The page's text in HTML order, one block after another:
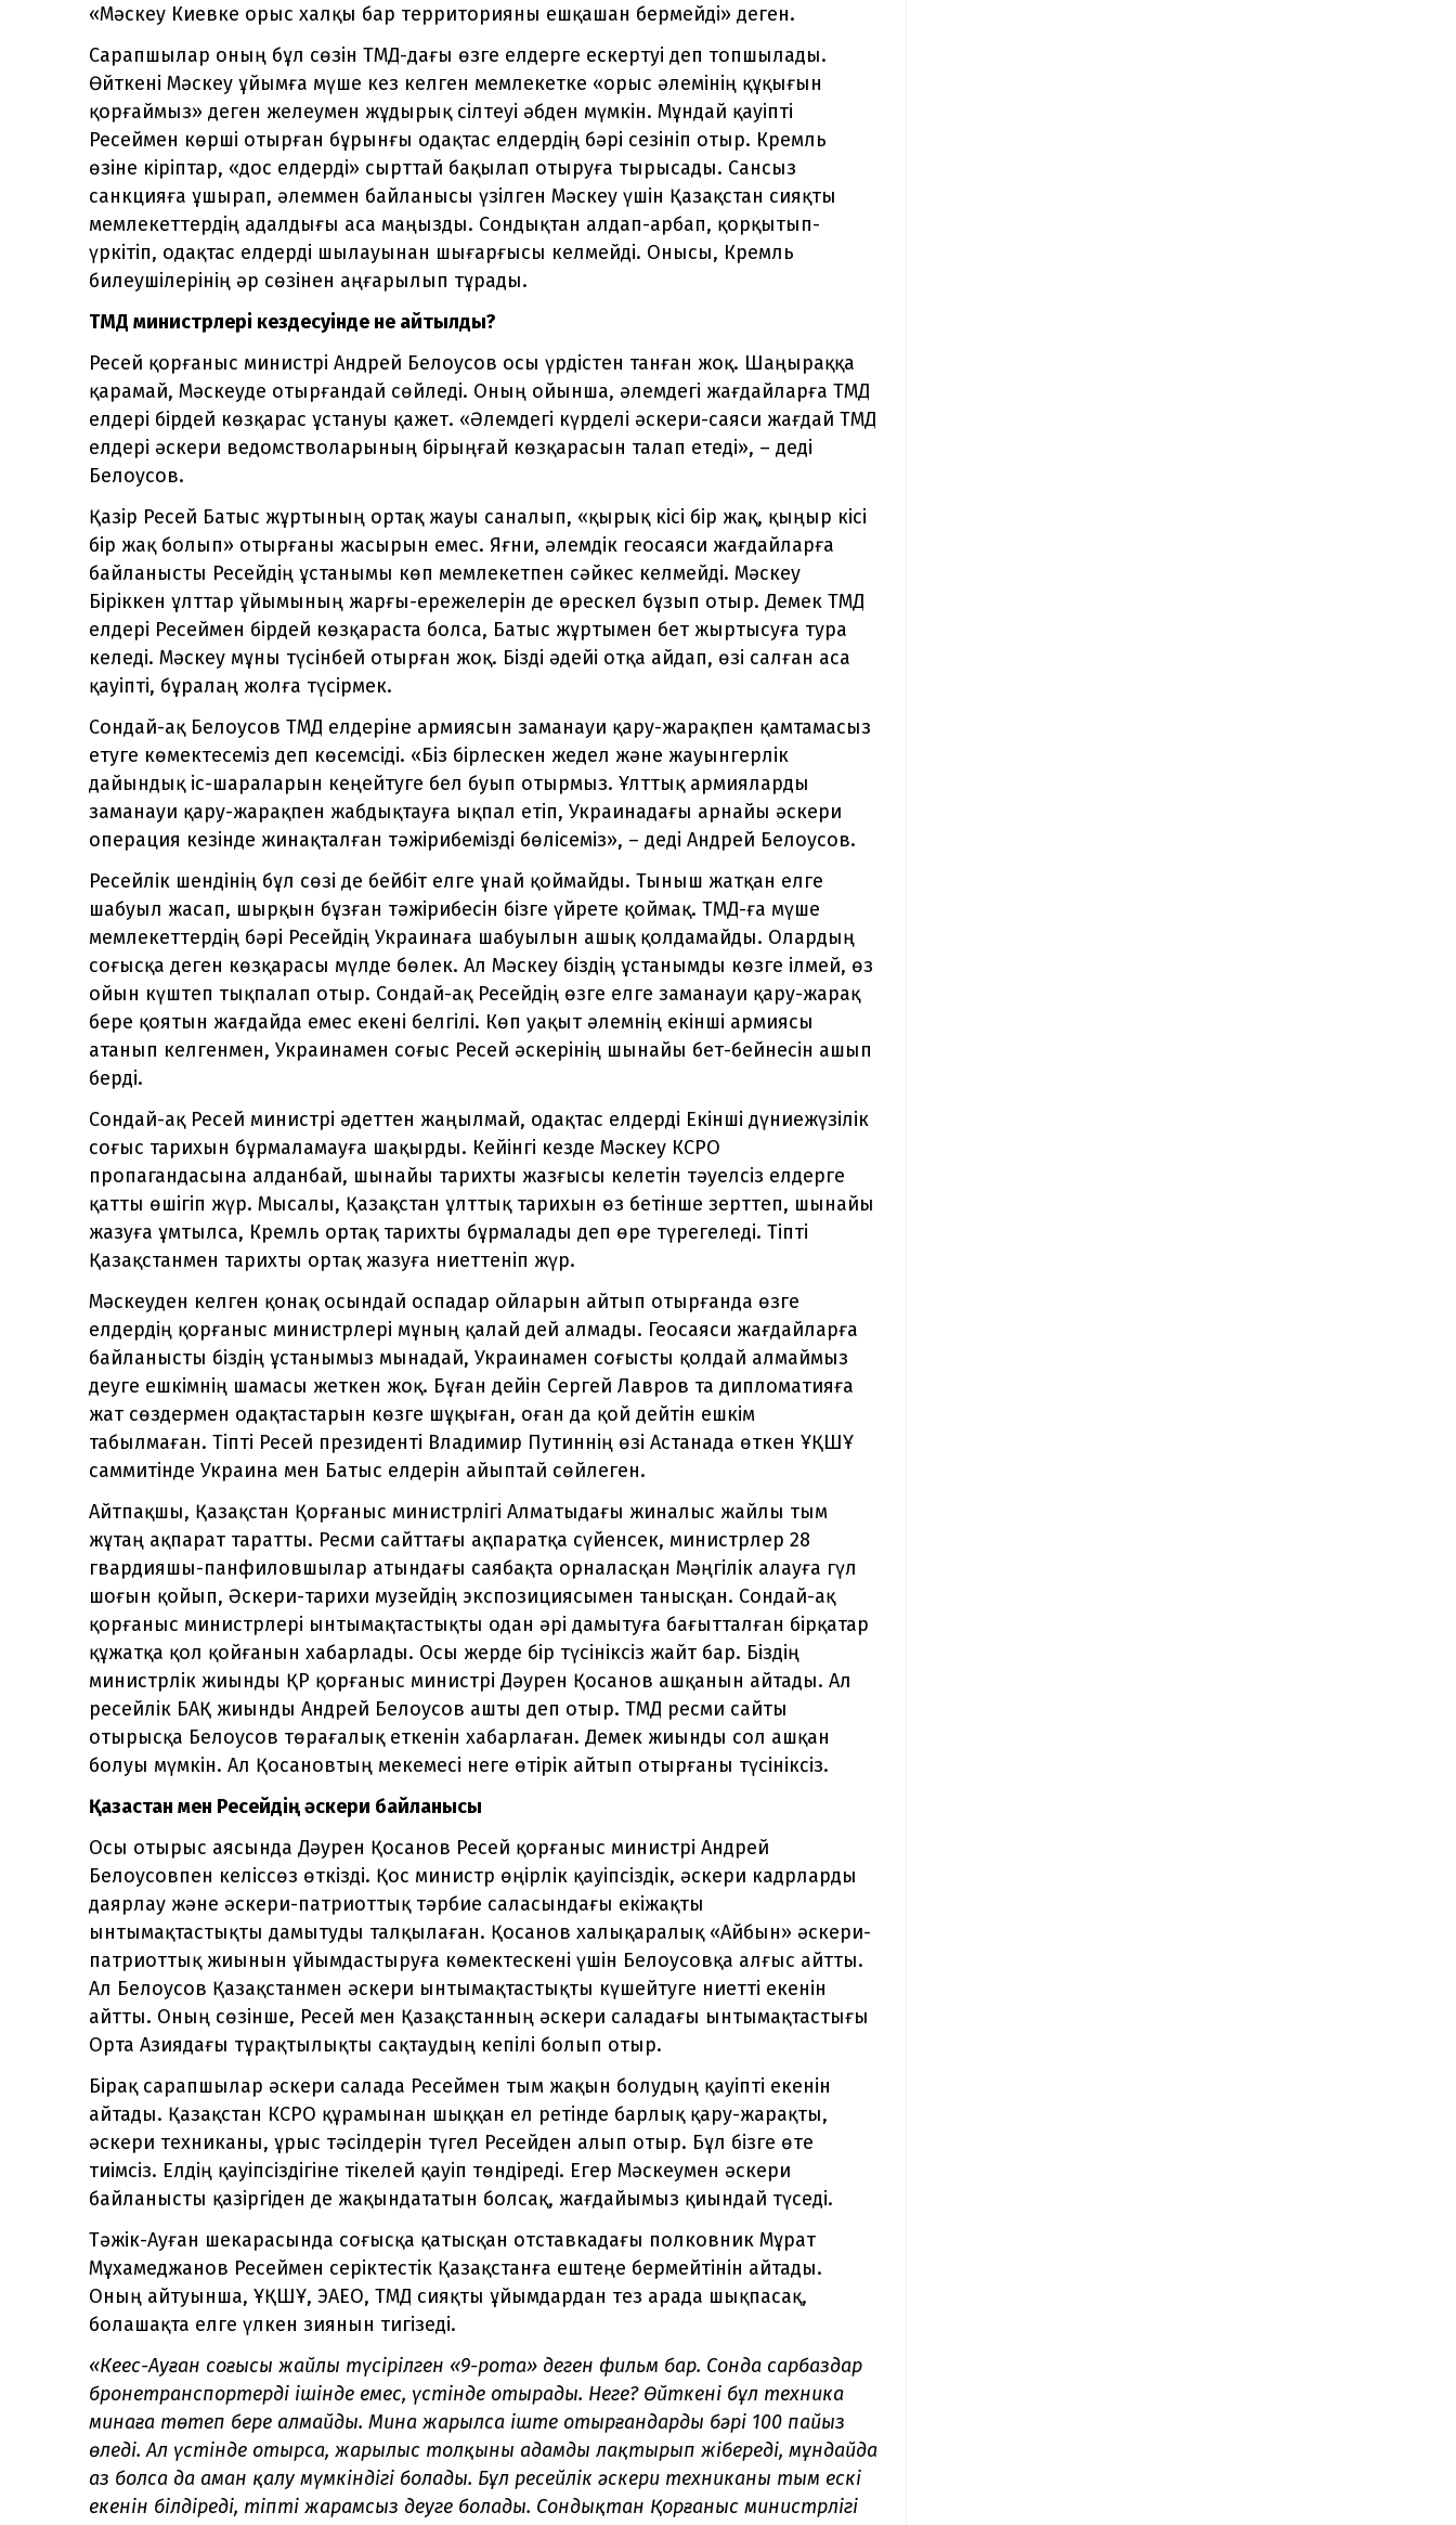
«Мәскеу Киевке орыс халқы бар территорияны ешқашан бермейді» деген.
Сарапшылар оның бұл сөзін ТМД-дағы өзге елдерге ескертуі деп топшылады.
Өйткені Мәскеу ұйымға мүше кез келген мемлекетке «орыс әлемінің құқығын
қорғаймыз» деген желеумен жұдырық сілтеуі әбден мүмкін. Мұндай қауіпті
Ресеймен көрші отырған бұрынғы одақтас елдердің бәрі сезініп отыр. Кремль
өзіне кіріптар, «дос елдерді» сырттай бақылап отыруға тырысады. Сансыз
санкцияға ұшырап, әлеммен байланысы үзілген Мәскеу үшін Қазақстан сияқты
мемлекеттердің адалдығы аса маңызды. Сондықтан алдап-арбап, қорқытып-
үркітіп, одақтас елдерді шылауынан шығарғысы келмейді. Онысы, Кремль
билеушілерінің әр сөзінен аңғарылып тұрады.
ТМД министрлері кездесуінде не айтылды?
Ресей қорғаныс министрі Андрей Белоусов осы үрдістен танған жоқ. Шаңыраққа
қарамай, Мәскеуде отырғандай сөйледі. Оның ойынша, әлемдегі жағдайларға ТМД
елдері бірдей көзқарас ұстануы қажет. «Әлемдегі күрделі әскери-саяси жағдай ТМД
елдері әскери ведомстволарының бірыңғай көзқарасын талап етеді», – деді
Белоусов.
Қазір Ресей Батыс жұртының ортақ жауы саналып, «қырық кісі бір жақ, қыңыр кісі
бір жақ болып» отырғаны жасырын емес. Яғни, әлемдік геосаяси жағдайларға
байланысты Ресейдің ұстанымы көп мемлекетпен сәйкес келмейді. Мәскеу
Біріккен ұлттар ұйымының жарғы-ережелерін де өрескел бұзып отыр. Демек ТМД
елдері Ресеймен бірдей көзқараста болса, Батыс жұртымен бет жыртысуға тура
келеді. Мәскеу мұны түсінбей отырған жоқ. Бізді әдейі отқа айдап, өзі салған аса
қауіпті, бұралаң жолға түсірмек.
Сондай-ақ Белоусов ТМД елдеріне армиясын заманауи қару-жарақпен қамтамасыз
етуге көмектесеміз деп көсемсіді. «Біз бірлескен жедел және жауынгерлік
дайындық іс-шараларын кеңейтуге бел буып отырмыз. Ұлттық армияларды
заманауи қару-жарақпен жабдықтауға ықпал етіп, Украинадағы арнайы әскери
операция кезінде жинақталған тәжірибемізді бөлісеміз», – деді Андрей Белоусов.
Ресейлік шендінің бұл сөзі де бейбіт елге ұнай қоймайды. Тыныш жатқан елге
шабуыл жасап, шырқын бұзған тәжірибесін бізге үйрете қоймақ. ТМД-ға мүше
мемлекеттердің бәрі Ресейдің Украинаға шабуылын ашық қолдамайды. Олардың
соғысқа деген көзқарасы мүлде бөлек. Ал Мәскеу біздің ұстанымды көзге ілмей, өз
ойын күштеп тықпалап отыр. Сондай-ақ Ресейдің өзге елге заманауи қару-жарақ
бере қоятын жағдайда емес екені белгілі. Көп уақыт әлемнің екінші армиясы
атанып келгенмен, Украинамен соғыс Ресей әскерінің шынайы бет-бейнесін ашып
берді.
Сондай-ақ Ресей министрі әдеттен жаңылмай, одақтас елдерді Екінші дүниежүзілік
соғыс тарихын бұрмаламауға шақырды. Кейінгі кезде Мәскеу КСРО
пропагандасына алданбай, шынайы тарихты жазғысы келетін тәуелсіз елдерге
қатты өшігіп жүр. Мысалы, Қазақстан ұлттық тарихын өз бетінше зерттеп, шынайы
жазуға ұмтылса, Кремль ортақ тарихты бұрмалады деп өре түрегеледі. Тіпті
Қазақстанмен тарихты ортақ жазуға ниеттеніп жүр.
Мәскеуден келген қонақ осындай оспадар ойларын айтып отырғанда өзге
елдердің қорғаныс министрлері мұның қалай дей алмады. Геосаяси жағдайларға
байланысты біздің ұстанымыз мынадай, Украинамен соғысты қолдай алмаймыз
деуге ешкімнің шамасы жеткен жоқ. Бұған дейін Сергей Лавров та дипломатияға
жат сөздермен одақтастарын көзге шұқыған, оған да қой дейтін ешкім
табылмаған. Тіпті Ресей президенті Владимир Путиннің өзі Астанада өткен ҰҚШҰ
саммитінде Украина мен Батыс елдерін айыптай сөйлеген.
Айтпақшы, Қазақстан Қорғаныс министрлігі Алматыдағы жиналыс жайлы тым
жұтаң ақпарат таратты. Ресми сайттағы ақпаратқа сүйенсек, министрлер 28
гвардияшы-панфиловшылар атындағы саябақта орналасқан Мәңгілік алауға гүл
шоғын қойып, Әскери-тарихи музейдің экспозициясымен танысқан. Сондай-ақ
қорғаныс министрлері ынтымақтастықты одан әрі дамытуға бағытталған бірқатар
құжатқа қол қойғанын хабарлады. Осы жерде бір түсініксіз жайт бар. Біздің
министрлік жиынды ҚР қорғаныс министрі Дәурен Қосанов ашқанын айтады. Ал
ресейлік БАҚ жиынды Андрей Белоусов ашты деп отыр. ТМД ресми сайты
отырысқа Белоусов төрағалық еткенін хабарлаған. Демек жиынды сол ашқан
болуы мүмкін. Ал Қосановтың мекемесі неге өтірік айтып отырғаны түсініксіз.
Қазақстан мен Ресейдің әскери байланысы
Осы отырыс аясында Дәурен Қосанов Ресей қорғаныс министрі Андрей
Белоусовпен келіссөз өткізді. Қос министр өңірлік қауіпсіздік, әскери кадрларды
даярлау және әскери-патриоттық тәрбие саласындағы екіжақты
ынтымақтастықты дамытуды талқылаған. Қосанов халықаралық «Айбын» әскери-
патриоттық жиынын ұйымдастыруға көмектескені үшін Белоусовқа алғыс айтты.
Ал Белоусов Қазақстанмен әскери ынтымақтастықты күшейтуге ниетті екенін
айтты. Оның сөзінше, Ресей мен Қазақстанның әскери саладағы ынтымақтастығы
Орта Азиядағы тұрақтылықты сақтаудың кепілі болып отыр.
Бірақ сарапшылар әскери салада Ресеймен тым жақын болудың қауіпті екенін
айтады. Қазақстан КСРО құрамынан шыққан ел ретінде барлық қару-жарақты,
әскери техниканы, ұрыс тәсілдерін түгел Ресейден алып отыр. Бұл бізге өте
тиімсіз. Елдің қауіпсіздігіне тікелей қауіп төндіреді. Егер Мәскеумен әскери
байланысты қазіргіден де жақындататын болсақ, жағдайымыз қиындай түседі.
Тәжік-Ауған шекарасында соғысқа қатысқан отставкадағы полковник Мұрат
Мұхамеджанов Ресеймен серіктестік Қазақстанға ештеңе бермейтінін айтады.
Оның айтуынша, ҰҚШҰ, ЭАЕО, ТМД сияқты ұйымдардан тез арада шықпасақ,
болашақта елге үлкен зиянын тигізеді.
«Кеңес-Ауған соғысы жайлы түсірілген «9-рота» деген фильм бар. Сонда сарбаздар
бронетранспортердің ішінде емес, үстінде отырады. Неге? Өйткені бұл техника
минаға төтеп бере алмайды. Мина жарылса іште отырғандардың бәрі 100 пайыз
өледі. Ал үстінде отырса, жарылыс толқыны адамды лақтырып жібереді, мұндайда
аз болса да аман қалу мүмкіндігі болады. Бұл ресейлік әскери техниканың тым ескі
екенін білдіреді, тіпті жарамсыз деуге болады. Сондықтан Қорғаныс министрлігі